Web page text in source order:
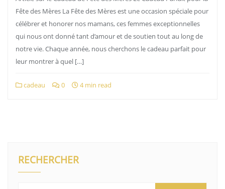
Fête des Mères La Fête des Mères est une occasion spéciale pour
célébrer et honorer nos mamans, ces femmes exceptionnelles
qui nous ont donné tant d’amour et de soutien tout au long de
notre vie. Chaque année, nous cherchons le cadeau parfait pour
leur montrer à quel […]
cadeau 0 4 min read
RECHERCHER